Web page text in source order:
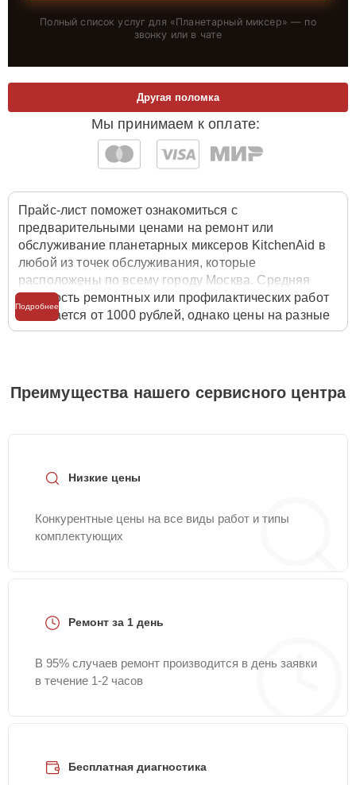
Полный список услуг для «Планетарный миксер» — по
звонку или в чате
Мы принимаем к оплате:
Другая поломка
Прайс-лист поможет ознакомиться с
предварительными ценами на ремонт или
обслуживание планетарных миксеров KitchenAid в
любой из точек обслуживания, которые
расположены по всему городу Москва. Средняя
стоимость ремонтных или профилактических работ
начинается от 1000 рублей, однако цены на разные
виды комплектующих могут различаться. Полную
службы заботы о клиентах. Для расчета итоговой
стоимости ремонта планетарного миксера
Подробнее
Преимущества нашего сервисного центра
Низкие цены
Конкурентные цены на все виды работ и типы
комплектующих
Ремонт за 1 день
В 95% случаев ремонт производится в день заявки
в течение 1-2 часов
Бесплатная диагностика